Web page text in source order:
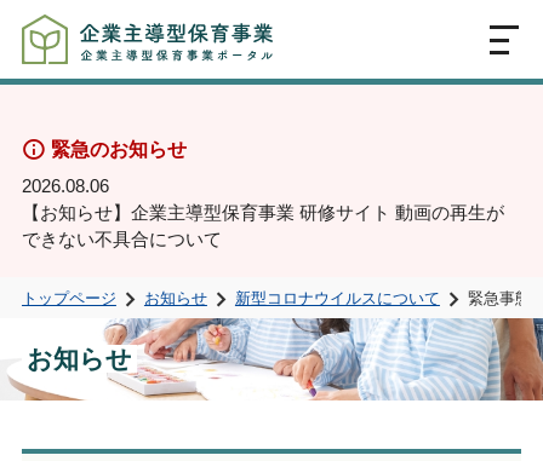
MENU
緊急のお知らせ
2026.08.06
【お知らせ】企業主導型保育事業 研修サイト 動画の再生が
できない不具合について
トップページ お知らせ 新型コロナウイルスについて 緊急事態
お知らせ